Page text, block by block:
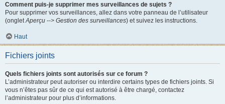
Comment puis-je supprimer mes surveillances de sujets ?
Pour supprimer vos surveillances, allez dans votre panneau de l’utilisateur
(onglet Aperçu --> Gestion des surveillances) et suivez les instructions.
Haut
Fichiers joints
Quels fichiers joints sont autorisés sur ce forum ?
L’administrateur peut autoriser ou interdire certains types de fichiers joints. Si
vous n’êtes pas sûr de ce qui est autorisé à être chargé, contactez
l’administrateur pour plus d’informations.